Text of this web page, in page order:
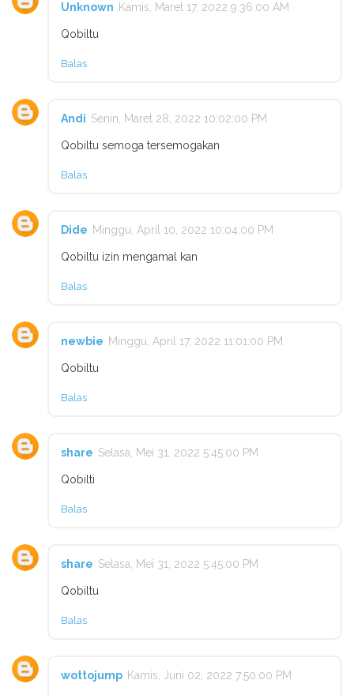
Unknown Kamis, Maret 17, 2022 9:36:00 AM
Qobiltu
Balas
Andi Senin, Maret 28, 2022 10:02:00 PM
Qobiltu semoga tersemogakan
Balas
Dide Minggu, April 10, 2022 10:04:00 PM
Qobiltu izin mengamal kan
Balas
newbie Minggu, April 17, 2022 11:01:00 PM
Qobiltu
Balas
share Selasa, Mei 31, 2022 5:45:00 PM
Qobilti
Balas
share Selasa, Mei 31, 2022 5:45:00 PM
Qobiltu
Balas
wottojump Kamis, Juni 02, 2022 7:50:00 PM